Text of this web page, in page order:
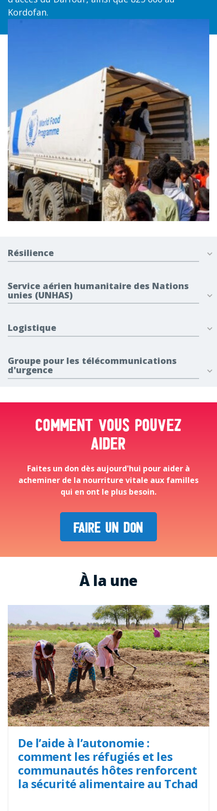
Kordofan.
Résilience
Service aérien humanitaire des Nations
unies (UNHAS)
Logistique
Groupe pour les télécommunications
d'urgence
Comment vous pouvez
aider
Faites un don dès aujourd'hui pour aider à
acheminer de la nourriture vitale aux familles
qui en ont le plus besoin.
FAIRE UN DON
À la une
De l’aide à l’autonomie :
comment les réfugiés et les
communautés hôtes renforcent
la sécurité alimentaire au Tchad